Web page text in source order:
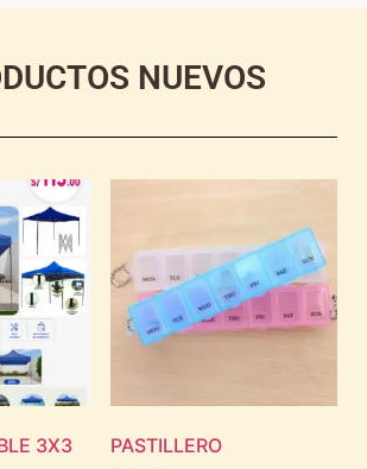
NUEVOS
3X3 PASTILLERO